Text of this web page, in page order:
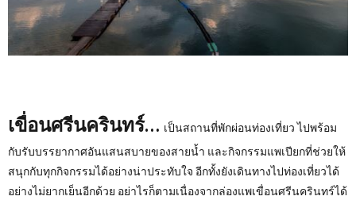
เขื่อนศรีนครินทร์… เป็นสถานที่พักผ่อนท่องเที่ยว ไปพร้อม
กับรับบรรยากาศอันแสนสบายของสายน้ำ และกิจกรรมแพเปียกที่ช่วยให้
สนุกกับทุกกิจกรรมได้อย่างน่าประทับใจ อีกทั้งยังเดินทางไปท่องเที่ยวได้
อย่างไม่ยากเย็นอีกด้วย อย่าไรก็ตามเนื่องจากล่องแพเขื่อนศรีนครินทร์ได้